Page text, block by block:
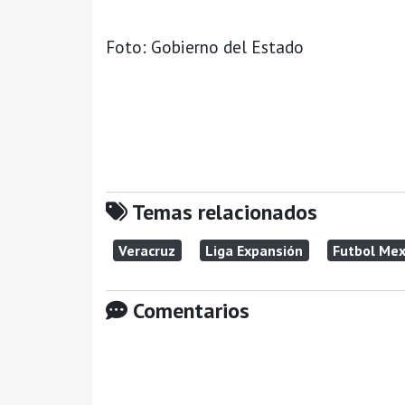
Foto: Gobierno del Estado
Temas relacionados
Veracruz Liga Expansión Futbol
Comentarios